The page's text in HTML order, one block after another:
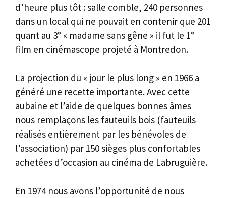
d’heure plus tôt : salle comble, 240 personnes
dans un local qui ne pouvait en contenir que 201
quant au 3° « madame sans gêne » il fut le 1°
film en cinémascope projeté à Montredon.
La projection du « jour le plus long » en 1966 a
généré une recette importante. Avec cette
aubaine et l’aide de quelques bonnes âmes
nous remplaçons les fauteuils bois (fauteuils
réalisés entièrement par les bénévoles de
l’association) par 150 sièges plus confortables
achetées d’occasion au cinéma de Labruguière.
En 1974 nous avons l’opportunité de nous